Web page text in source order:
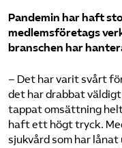
In English
Pandemin har haft
medlemsföretags
branschen har
– Det har varit svårt
det har drabbat
tappat omsättning
haft ett högt tryck.
sjukvård som har